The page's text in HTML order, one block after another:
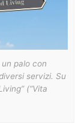
palo con
servizi. Su
(“Vita